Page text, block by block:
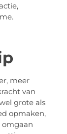
meer
van
grote als
opmaken,
omgaan